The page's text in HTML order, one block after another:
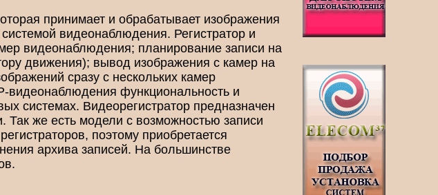
принимает и обрабатывает изображения
видеонаблюдения. Регистратор и
видеонаблюдения; планирование записи на
движения); вывод изображения с камер на
сразу с нескольких камер
видеонаблюдения функциональность и
системах. Видеорегистратор предназначен
же есть модели с возможностью записи
поэтому приобретается
архива записей. На большинстве